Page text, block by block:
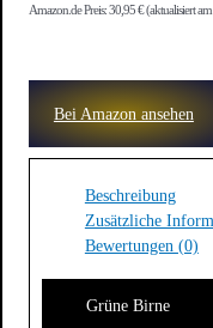
Amazon.de Preis:30,95€(aktualisiert
Bei Amazon ansehen
Beschreibung
Zusätzliche
Bewertungen (0)
Grüne Birne